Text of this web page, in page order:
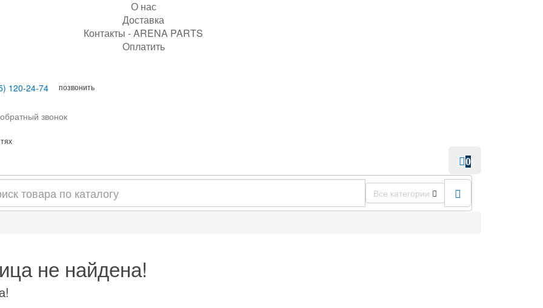
О нас
Доставка
Контакты - ARENA PARTS
Оплатить
120-24-74 позвонить
звонок
0
Все категории
не найдена!